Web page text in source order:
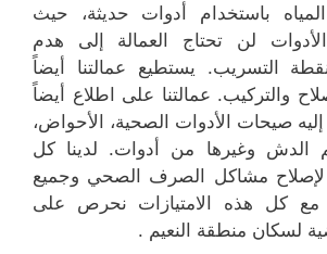
باستخدام أدوات حديثة، حيث
لن تحتاج العمالة إلى هدم
التسريب. يستطيع عمالتنا أيضاً
والتركيب. عمالتنا على اطلاع أيضاً
صيحات الأدوات الصحية، الأحواض،
الدش وغيرها من أدوات. لدينا كل
لإصلاح مشاكل الصرف الصحي وجميع
مع كل هذه الامتيازات نحرص على
لسكان منطقة النعيم .